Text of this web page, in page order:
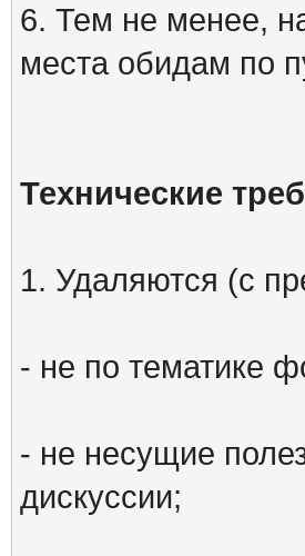
6. Тем не менее,
места обидам по
Технические
1. Удаляются (с
- не по тематике
- не несущие
дискуссии;